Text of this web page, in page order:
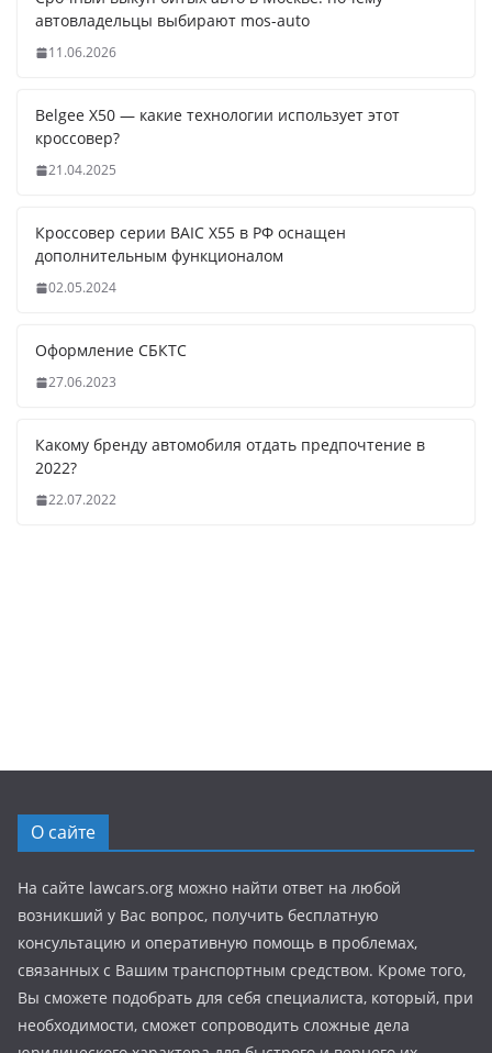
автовладельцы выбирают mos-auto
11.06.2026
Belgee X50 — какие технологии использует этот
кроссовер?
21.04.2025
Кроссовер серии BAIC X55 в РФ оснащен
дополнительным функционалом
02.05.2024
Оформление СБКТС
27.06.2023
Какому бренду автомобиля отдать предпочтение в
2022?
22.07.2022
О сайте
На сайте lawcars.org можно найти ответ на любой
возникший у Вас вопрос, получить бесплатную
консультацию и оперативную помощь в проблемах,
связанных с Вашим транспортным средством. Кроме того,
Вы сможете подобрать для себя специалиста, который, при
необходимости, сможет сопроводить сложные дела